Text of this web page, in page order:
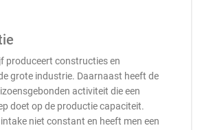
produceert constructies en
grote industrie. Daarnaast heeft de
activiteit die een
doet op de productie capaciteit.
niet constant en heeft men een